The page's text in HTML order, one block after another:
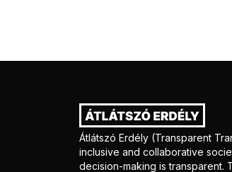
Átlátszó Erdély (Transparent
inclusive and collaborative
decision-making is transparent.